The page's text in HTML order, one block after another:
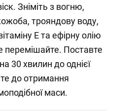
Зніміть з вогню,
трояндову воду,
Е та ефірну олію
перемішайте. Поставте
30 хвилин до однієї
до отримання
маси.